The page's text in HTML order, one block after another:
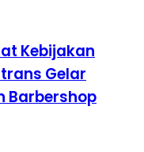
Kebijakan
Gelar
Barbershop